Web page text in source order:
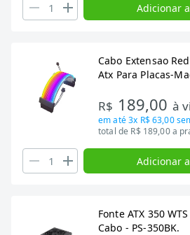
Adicionar
Cabo Extensao
Atx Para Placas-
R$ 189,00 à
em até3x R$ 63,00
total de R$ 189,00 a
Adicionar
Fonte ATX 350
Cabo - PS-350BK.